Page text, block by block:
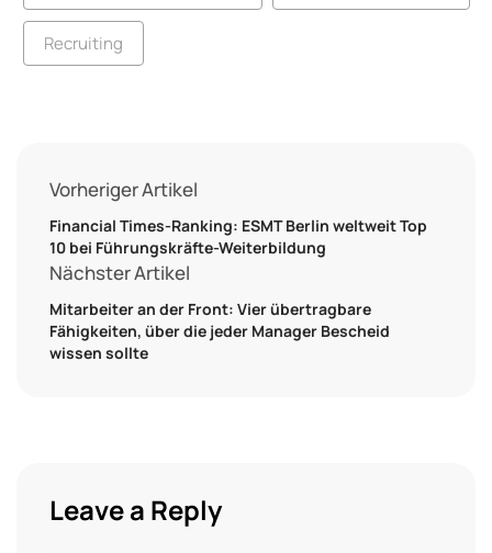
Recruiting
Vorheriger Artikel
Financial Times-Ranking: ESMT Berlin weltweit Top
10 bei Führungskräfte-Weiterbildung
Nächster Artikel
Mitarbeiter an der Front: Vier übertragbare
Fähigkeiten, über die jeder Manager Bescheid
wissen sollte
Leave a Reply